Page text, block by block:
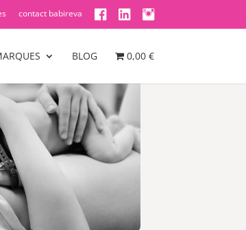
contact babireva
BLOG 0,00 €